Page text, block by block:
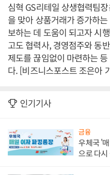
심혁 GS리테일 상생협력팀
을 맞아 상품거래가 증가하
보하는 데 도움이 되고자 시
고도 협력사, 경영점주와 동
제도를 끊임없이 마련하는
다. [비즈니스포스트 조은아
인기기사
금융
우체국 '
으로 다